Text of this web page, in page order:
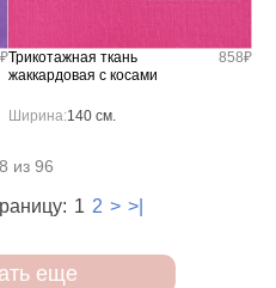
Трикотажная ткань
жаккардовая с косами
858₽
Ширина:140 см.
из 96
1 2 > >|
еще